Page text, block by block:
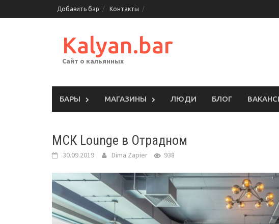
to
Добавить бар Контакты
Kalyan.bar
Сайт о кальянных
БАРЫ МАГАЗИНЫ ЛЮДИ БЛОГ
МСК Lounge в Отрадном
30.09.2019 Dima Zapier 938